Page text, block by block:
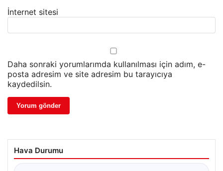
İnternet sitesi
Daha sonraki yorumlarımda kullanılması için adım, e-
posta adresim ve site adresim bu tarayıcıya
kaydedilsin.
Hava Durumu